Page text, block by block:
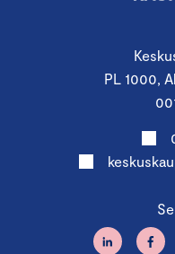
PL 1000,